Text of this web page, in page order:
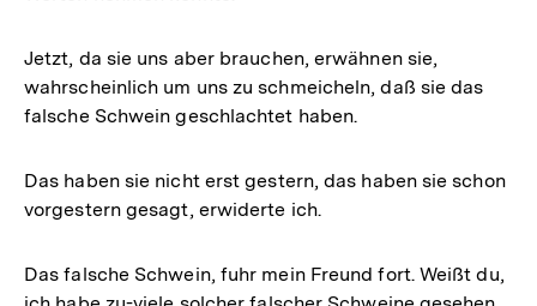
Jetzt, da sie uns aber brauchen, erwähnen sie,
wahrscheinlich um uns zu schmeicheln, daß sie das
falsche Schwein geschlachtet haben.
Das haben sie nicht erst gestern, das haben sie schon
vorgestern gesagt, erwiderte ich.
Das falsche Schwein, fuhr mein Freund fort. Weißt du,